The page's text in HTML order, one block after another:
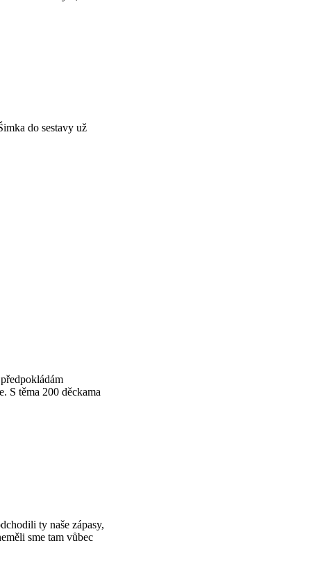
do sestavy už
S těma 200 děckama
ty naše zápasy,
sme tam vůbec